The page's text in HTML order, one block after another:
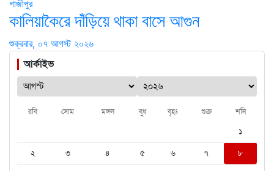
গাজীপুর
কালিয়াকৈরে দাঁড়িয়ে থাকা বাসে আগুন
শুক্রবার, ০৭ আগস্ট ২০২৬
আর্কাইভ
রবি সোম মঙ্গল বুধ বৃহঃ শুক্র শনি
১
২
৩ ৪ ৫ ৬ ৭
৮